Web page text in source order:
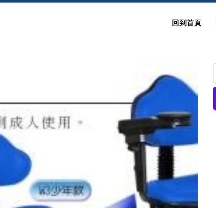
回到首頁